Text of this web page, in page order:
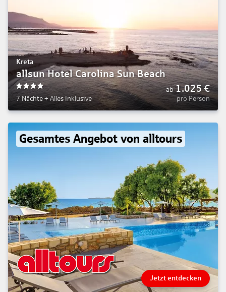
Kreta
allsun Hotel Carolina Sun Beach
4
7 Nächte+Alles Inklusive
ab 1.025€
pro Person
Gesamtes Angebot von alltours
Jetzt entdecken